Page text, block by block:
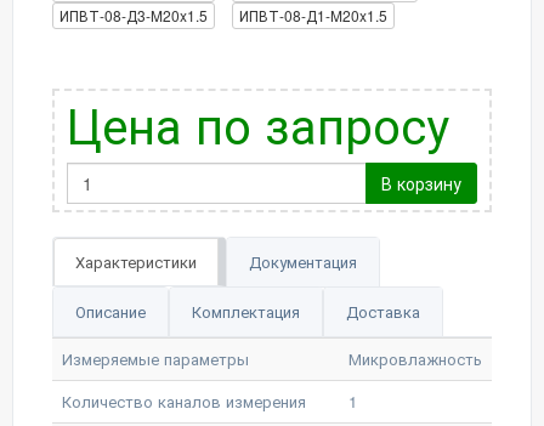
ИПВТ-08-Д3-M20x1.5
ИПВТ-08-Д1-M20x1.5
Цена по запросу
В корзину
Характеристики Документация
Описание Комплектация Доставка
Измеряемые параметры
Микровлажность
Количество каналов измерения
1